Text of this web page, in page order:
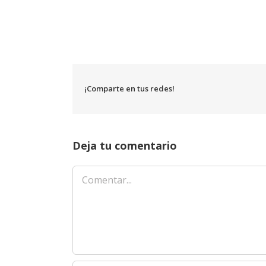
¡Comparte en tus redes!
Deja tu comentario
Comentar